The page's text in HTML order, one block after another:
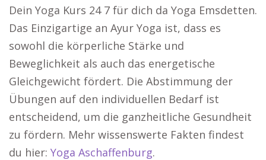
Dein Yoga Kurs 24 7 für dich da Yoga Emsdetten.
Das Einzigartige an Ayur Yoga ist, dass es
sowohl die körperliche Stärke und
Beweglichkeit als auch das energetische
Gleichgewicht fördert. Die Abstimmung der
Übungen auf den individuellen Bedarf ist
entscheidend, um die ganzheitliche Gesundheit
zu fördern. Mehr wissenswerte Fakten findest
du hier: Yoga Aschaffenburg.